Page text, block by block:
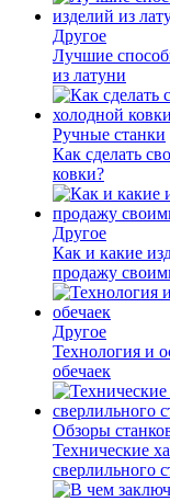
Другое
Лучшие
из латуни
Ручные станки
Как сделать
ковки?
Другое
Как и какие
продажу
Другое
Технология и
обечаек
Обзоры
Технические
сверлильного